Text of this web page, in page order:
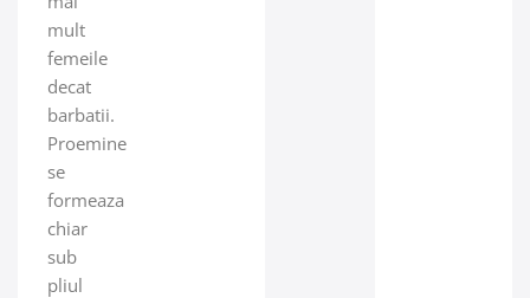
mult
femeile
decat
barbatii.
Proeminentele
se
formeaza
chiar
sub
pliul